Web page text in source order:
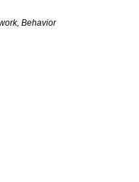
Behavior